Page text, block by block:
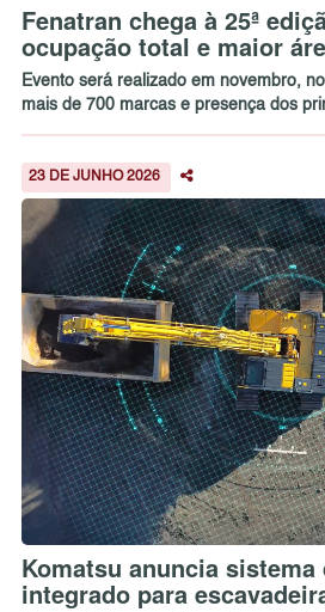
Fenatran chega à 25ª
ocupação total e maior
Evento será realizado em novembro,
mais de 700 marcas e presença dos
23 DE JUNHO 2026
Komatsu anuncia sistema
integrado para